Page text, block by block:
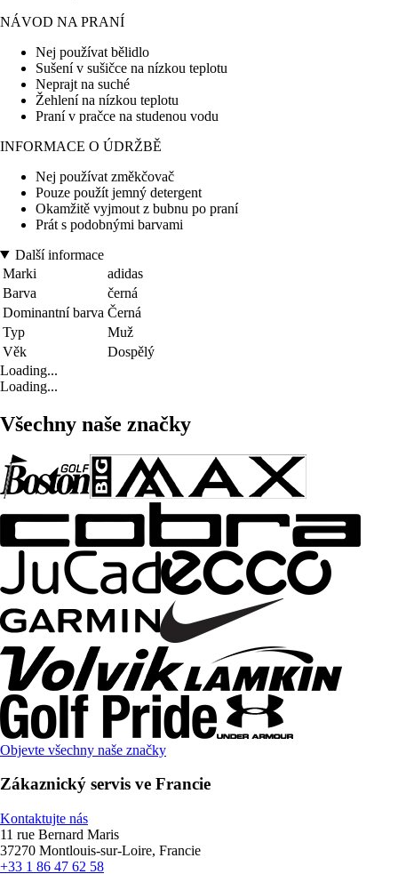
NÁVOD NA PRANÍ
Nej používat bělidlo
Sušení v sušičce na nízkou teplotu
Neprajt na suché
Žehlení na nízkou teplotu
Praní v pračce na studenou vodu
INFORMACE O ÚDRŽBĚ
Nej používat změkčovač
Pouze použít jemný detergent
Okamžitě vyjmout z bubnu po praní
Prát s podobnými barvami
Další informace
Marki
adidas
Barva
černá
Dominantní barva Černá
Typ
Muž
Věk
Dospělý
Loading...
Loading...
Všechny naše značky
Objevte všechny naše značky
Zákaznický servis ve Francie
Kontaktujte nás
11 rue Bernard Maris
37270 Montlouis-sur-Loire, Francie
+33 1 86 47 62 58